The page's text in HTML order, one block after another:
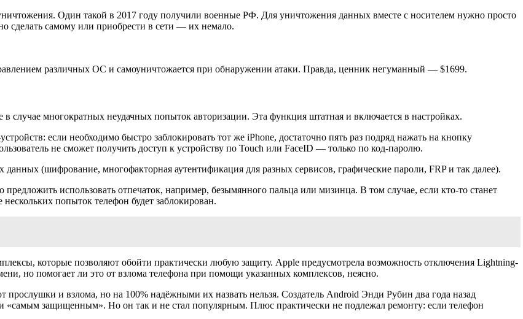
Один такой в 2017 году получили военные РФ. Для уничтожения данных вместе с носителем нужно просто
сделать самому или приобрести в сети — их немало.
различных ОС и самоуничтожается при обнаружении атаки. Правда, ценник негуманный — $1699.
случае многократных неудачных попыток авторизации. Эта функция штатная и включается в настройках.
если необходимо быстро заблокировать тот же iPhone, достаточно пять раз подряд нажать на кнопку
не сможет получить доступ к устройству по Touch или FaceID — только по код-паролю.
(шифрование, многофакторная аутентификация для разных сервисов, графические пароли, FRP и так далее).
использовать отпечаток, например, безымянного пальца или мизинца. В том случае, если кто-то станет
нескольких попыток телефон будет заблокирован.
которые позволяют обойти практически любую защиту. Apple предусмотрела возможность отключения Lightning-
но помогает ли это от взлома телефона при помощи указанных комплексов, неясно.
и взлома, но на 100% надёжными их назвать нельзя. Создатель Android Энди Рубин два года назад
«самым защищенным». Но он так и не стал популярным. Плюс практически не подлежал ремонту: если телефон